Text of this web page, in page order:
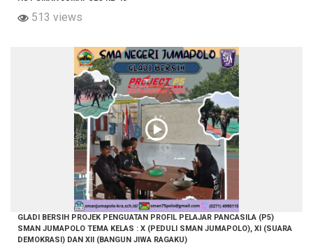
513 views
GLADI BERSIH PROJEK PENGUATAN PROFIL PELAJAR PANCASILA (P5)
SMAN JUMAPOLO TEMA KELAS : X (PEDULI SMAN JUMAPOLO), XI (SUARA
DEMOKRASI) DAN XII (BANGUN JIWA RAGAKU)